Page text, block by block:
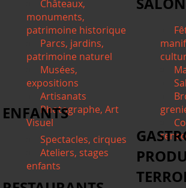
Châteaux,
monuments,
patrimoine historique
Parcs, jardins,
patrimoine naturel
Musées,
expositions
Artisanats
Photographe, Art
Visuel
ENFANTS
Spectacles, cirques
Ateliers, stages
enfants